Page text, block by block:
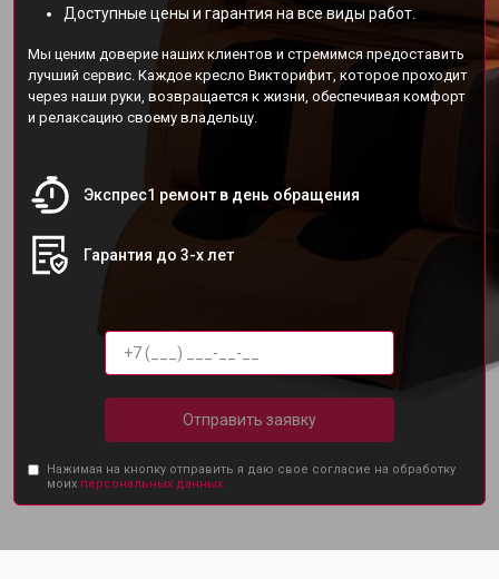
Доступные цены и гарантия на все виды работ.
Мы ценим доверие наших клиентов и стремимся предоставить
лучший сервис. Каждое кресло Викторифит, которое проходит
через наши руки, возвращается к жизни, обеспечивая комфорт
и релаксацию своему владельцу.
Экспрес1 ремонт в день обращения
Гарантия до 3-х лет
Отправить заявку
Нажимая на кнопку отправить я даю свое согласие на обработку
моих персональных данных.